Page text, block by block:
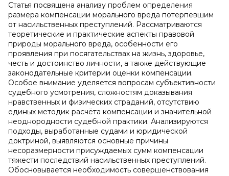
Статья посвящена анализу проблем определения
размера компенсации морального вреда потерпевшим
от насильственных преступлений. Рассматриваются
теоретические и практические аспекты правовой
природы морального вреда, особенности его
проявления при посягательствах на жизнь, здоровье,
честь и достоинство личности, а также действующие
законодательные критерии оценки компенсации.
Особое внимание уделяется вопросам субъективности
судебного усмотрения, сложностям доказывания
нравственных и физических страданий, отсутствию
единых методик расчёта компенсации и значительной
неоднородности судебной практики. Анализируются
подходы, выработанные судами и юридической
доктриной, выявляются основные причины
несоразмерности присуждаемых сумм компенсации
тяжести последствий насильственных преступлений.
Обосновывается необходимость совершенствования